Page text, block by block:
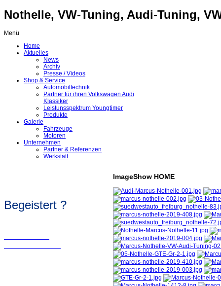
Nothelle, VW-Tuning, Audi-Tuning,
Menü
Home
Aktuelles
News
Archiv
Presse / Videos
Shop & Service
Automobiltechnik
Partner für ihren Volkswagen Audi
Klassiker
Leistunsspektrum Youngtimer
Produkte
Galerie
Fahrzeuge
Motoren
Unternehmen
Partner & Referenzen
Werkstatt
ImageShow HOME
Begeistert ?